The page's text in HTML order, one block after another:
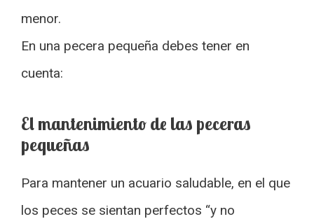
menor.
En una pecera pequeña debes tener en
cuenta:
El mantenimiento de las peceras
pequeñas
Para mantener un acuario saludable, en el que
los peces se sientan perfectos “y no